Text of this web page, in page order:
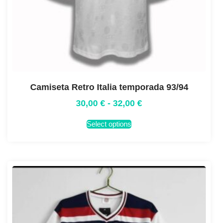
Camiseta Retro Italia temporada 93/94
30,00 € - 32,00 €
Select options